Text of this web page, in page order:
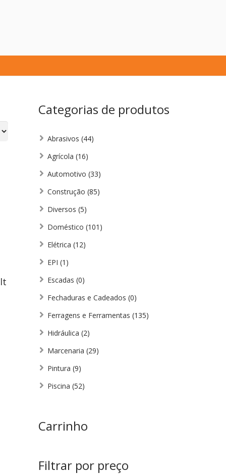
Categorias de produtos
Abrasivos (44)
Agrícola (16)
Automotivo (33)
Construção (85)
Diversos (5)
Doméstico (101)
Elétrica (12)
EPI (1)
Escadas (0)
Fechaduras e Cadeados (0)
Ferragens e Ferramentas (135)
Hidráulica (2)
Marcenaria (29)
Pintura (9)
Piscina (52)
Carrinho
Filtrar por preço